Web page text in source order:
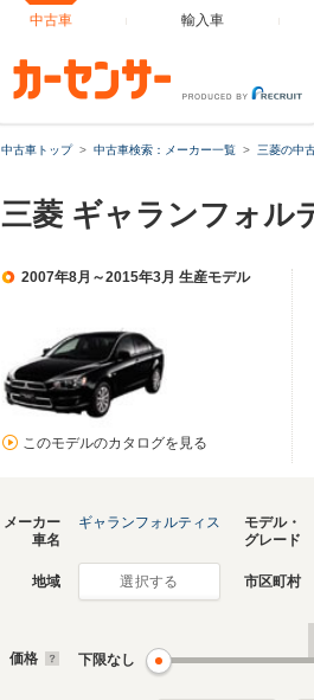
中古車 輸入車
中古車トップ 中古車検索：メーカー一覧 三菱の中
三菱 ギャランフォル
2007年8月～2015年3月 生産モデル
このモデルのカタログを見る
メーカー
車名
ギャランフォルティス
モデル・
グレード
地域 選択する 市区町村
価格 下限なし